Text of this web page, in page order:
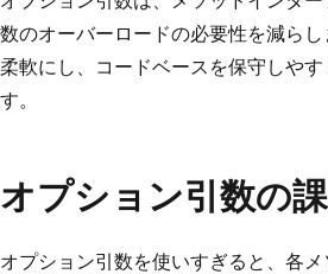
数のオーバーロードの必要性を減ら
柔軟にし、コードベースを保守しやす
す。
オプション引数の
オプション引数を使いすぎると、各